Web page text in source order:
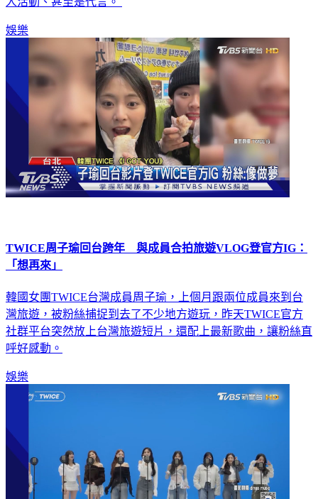
娛樂
TWICE周子瑜回台跨年 與成員合拍旅遊VLOG登官方IG：
「想再來」
韓國女團TWICE台灣成員周子瑜，上個月跟兩位成員來到台
灣旅遊，被粉絲捕捉到去了不少地方遊玩，昨天TWICE官方
社群平台突然放上台灣旅遊短片，還配上最新歌曲，讓粉絲直
呼好感動。
娛樂